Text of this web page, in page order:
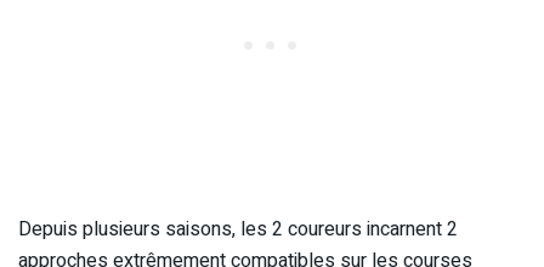
Depuis plusieurs saisons, les 2 coureurs incarnent 2
approches extrêmement compatibles sur les courses